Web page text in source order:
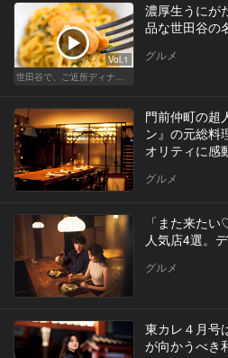
Vol.1
世田谷で、ご近所ディナーを楽しもう！
濃厚生うにが
品な世田谷の
グルメ
門前仲町の超
ン』の元総料
オリティに感
グルメ
「また来た
人気店4選。
グルメ
東カレ４月号
が向かうべき